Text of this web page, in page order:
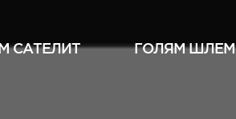
САТЕЛИТ ГОЛЯМ ШЛЕМ